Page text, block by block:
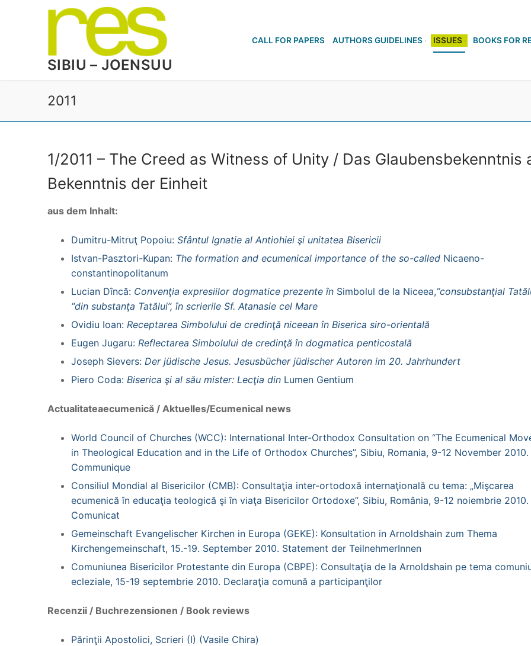
SIBIU – JOENSUU
CALL FOR PAPERS AUTHORS GUIDELINES ISSUES BOOKS FOR
2011
1/2011 – The Creed as Witness of Unity / Das Glaubensbekenntnis
Bekenntnis der Einheit
aus dem Inhalt:
Dumitru-Mitruţ Popoiu: Sfântul Ignatie al Antiohiei şi unitatea Bisericii
Istvan-Pasztori-Kupan: The formation and ecumenical importance of the so-called Nicaeno-
constantinopolitanum
Lucian Dîncă: Convenţia expresiilor dogmatice prezente în Simbolul de la Niceea,“consubstanţial
“din substanţa Tatălui”, în scrierile Sf. Atanasie cel Mare
Ovidiu Ioan: Receptarea Simbolului de credinţă niceean în Biserica siro-orientală
Eugen Jugaru: Reflectarea Simbolului de credinţă în dogmatica penticostală
Joseph Sievers: Der jüdische Jesus. Jesusbücher jüdischer Autoren im 20. Jahrhundert
Piero Coda: Biserica şi al său mister: Lecţia din Lumen Gentium
Actualitateaecumenică / Aktuelles/Ecumenical news
World Council of Churches (WCC): International Inter-Orthodox Consultation on “The Ecumenical
in Theological Education and in the Life of Orthodox Churches”, Sibiu, Romania, 9-12 November 2010.
Communique
Consiliul Mondial al Bisericilor (CMB): Consultaţia inter-ortodoxă internaţională cu tema: „Mişcarea
ecumenică în educaţia teologică şi în viaţa Bisericilor Ortodoxe”, Sibiu, România, 9-12 noiembrie 2010.
Comunicat
Gemeinschaft Evangelischer Kirchen in Europa (GEKE): Konsultation in Arnoldshain zum Thema
Kirchengemeinschaft, 15.-19. September 2010. Statement der TeilnehmerInnen
Comuniunea Bisericilor Protestante din Europa (CBPE): Consultaţia de la Arnoldshain pe tema
ecleziale, 15-19 septembrie 2010. Declaraţia comună a participanţilor
Recenzii / Buchrezensionen / Book reviews
Părinţii Apostolici, Scrieri (I) (Vasile Chira)